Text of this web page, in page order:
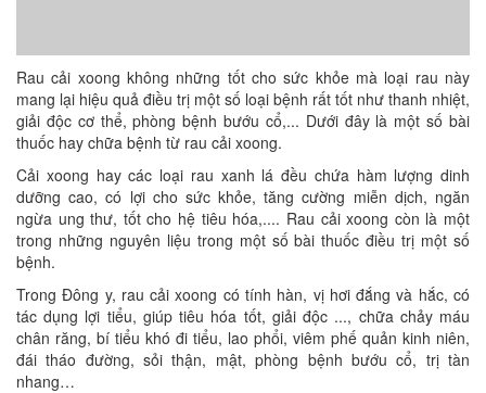
Rau cải xoong không những tốt cho sức khỏe mà loại rau này
mang lại hiệu quả điều trị một số loại bệnh rất tốt như thanh nhiệt,
giải độc cơ thể, phòng bệnh bướu cổ,... Dưới đây là một số bài
thuốc hay chữa bệnh từ rau cải xoong.
Cải xoong hay các loại rau xanh lá đều chứa hàm lượng dinh
dưỡng cao, có lợi cho sức khỏe, tăng cường miễn dịch, ngăn
ngừa ung thư, tốt cho hệ tiêu hóa,.... Rau cải xoong còn là một
trong những nguyên liệu trong một số bài thuốc điều trị một số
bệnh.
Trong Đông y, rau cải xoong có tính hàn, vị hơi đắng và hắc, có
tác dụng lợi tiểu, giúp tiêu hóa tốt, giải độc ..., chữa chảy máu
chân răng, bí tiểu khó đi tiểu, lao phổi, viêm phế quản kinh niên,
đái tháo đường, sỏi thận, mật, phòng bệnh bướu cổ, trị tàn
nhang…